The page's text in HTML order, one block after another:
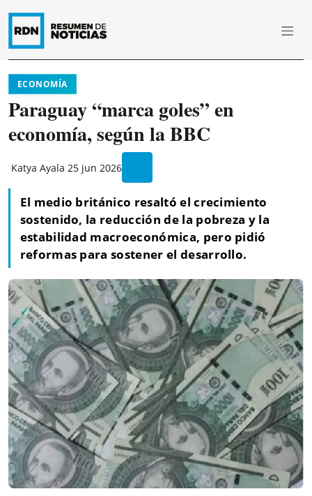
ECONOMÍA
Paraguay “marca goles” en
economía, según la BBC
Katya Ayala 25 jun 2026
El medio británico resaltó el crecimiento
sostenido, la reducción de la pobreza y la
estabilidad macroeconómica, pero pidió
reformas para sostener el desarrollo.